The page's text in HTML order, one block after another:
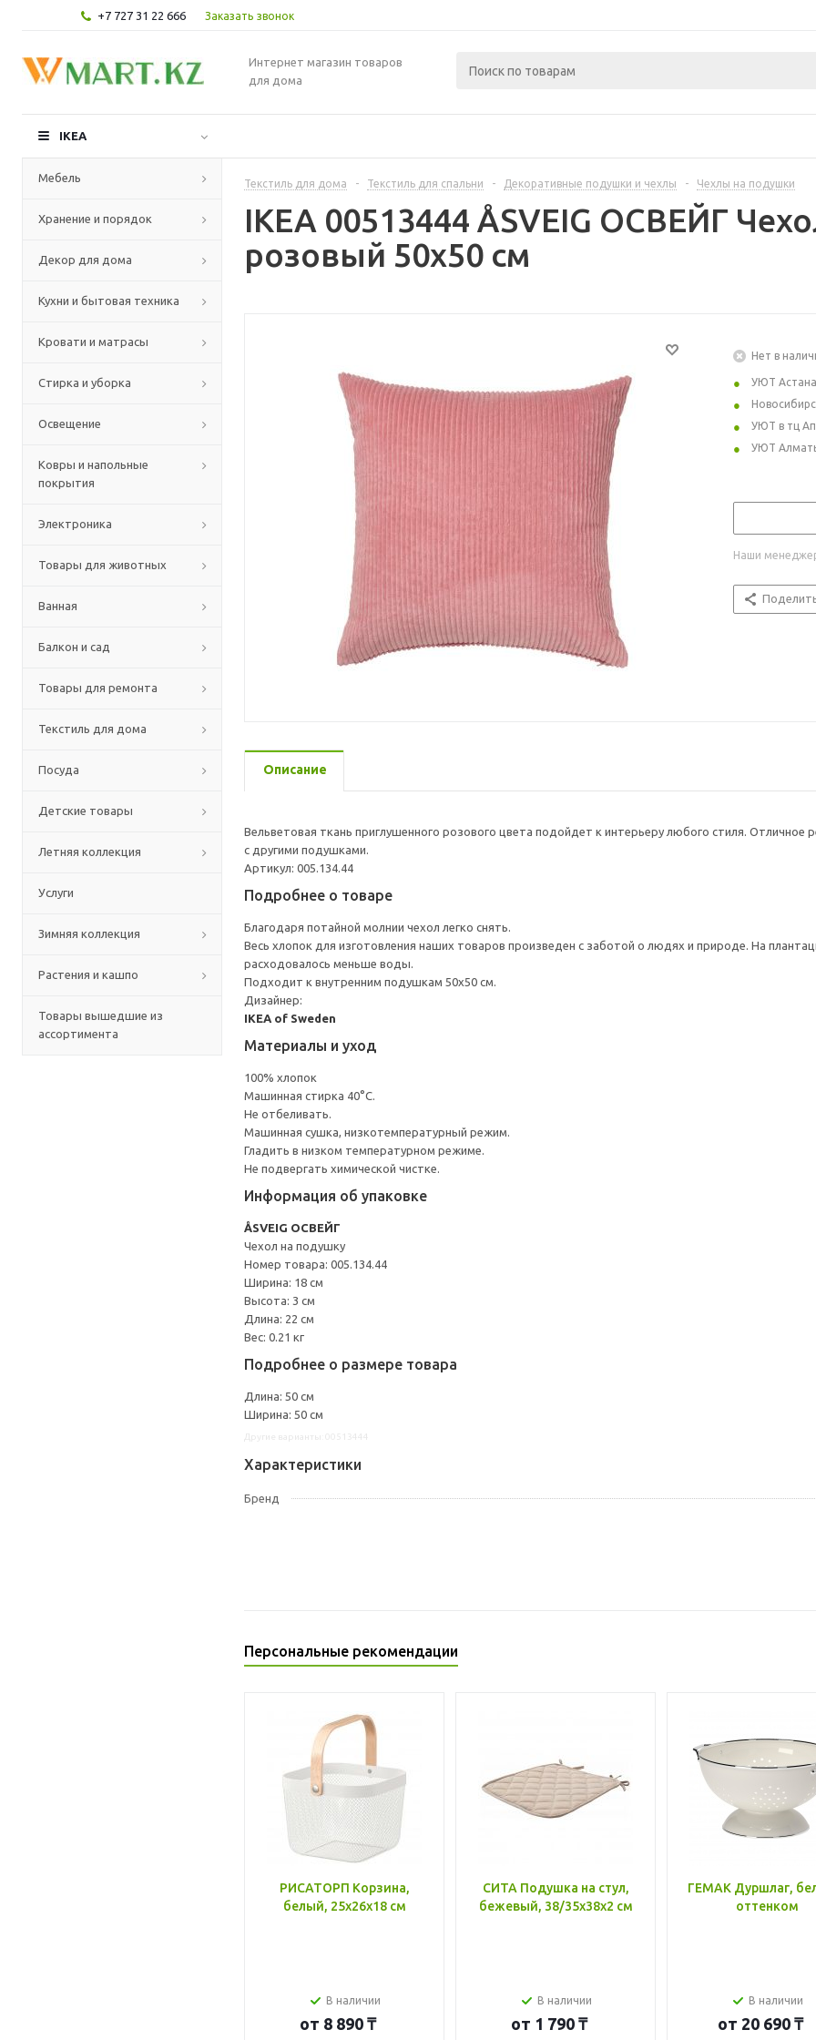
+7 727 31 22 666 Заказать звонок
Интернет магазин товаров
для дома
IKEA
Мебель
Хранение и порядок
Декор для дома
Кухни и бытовая техника
Кровати и матрасы
Стирка и уборка
Освещение
Ковры и напольные
покрытия
Электроника
Товары для животных
Ванная
Балкон и сад
Товары для ремонта
Текстиль для дома
Посуда
Детские товары
Летняя коллекция
Услуги
Зимняя коллекция
Растения и кашпо
Товары вышедшие из
ассортимента
Текстиль для дома - Текстиль для спальни - Декоративные подушки и чехлы - Чехлы на подушки
IKEA 00513444 ÅSVEIG ОСВЕЙГ
розовый 50x50 см
Нет в
УЮТ Астана
УЮТ в тц
УЮТ
Наши
Описание
Вельветовая ткань приглушенного розового цвета подойдет к интерьеру любого стиля.
с другими подушками.
Артикул: 005.134.44
Подробнее о товаре
Благодаря потайной молнии чехол легко снять.
Весь хлопок для изготовления наших товаров произведен с заботой о людях и природе. На
расходовалось меньше воды.
Подходит к внутренним подушкам 50х50 см.
Дизайнер:
IKEA of Sweden
Материалы и уход
100% хлопок
Машинная стирка 40°С.
Не отбеливать.
Машинная сушка, низкотемпературный режим.
Гладить в низком температурном режиме.
Не подвергать химической чистке.
Информация об упаковке
ÅSVEIG ОСВЕЙГ
Чехол на подушку
Номер товара: 005.134.44
Ширина: 18 см
Высота: 3 см
Длина: 22 см
Вес: 0.21 кг
Подробнее о размере товара
Длина: 50 см
Ширина: 50 см
Характеристики
Бренд
Персональные рекомендации
РИСАТОРП Корзина,
белый, 25x26x18 см
В наличии
от 8 890 ₸
СИТА Подушка на стул,
бежевый, 38/35x38x2 см
В наличии
от 1 790 ₸
ГЕМАК Дуршлаг,
оттенком
В наличии
от 20 690 ₸